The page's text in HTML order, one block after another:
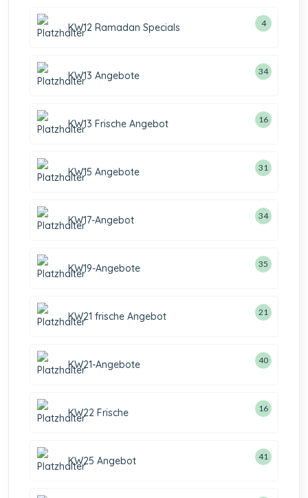
KW12 Ramadan Specials 4
KW13 Angebote 34
KW13 Frische Angebot 16
KW15 Angebote 31
KW17-Angebot 34
KW19-Angebote 35
KW21 frische Angebot 21
KW21-Angebote 40
KW22 Frische 16
KW25 Angebot 41